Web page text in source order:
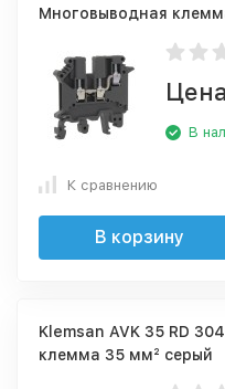
Многовыводная
В
К сравнению
В корзину
Klemsan AVK 35 RD
клемма 35 мм² серый